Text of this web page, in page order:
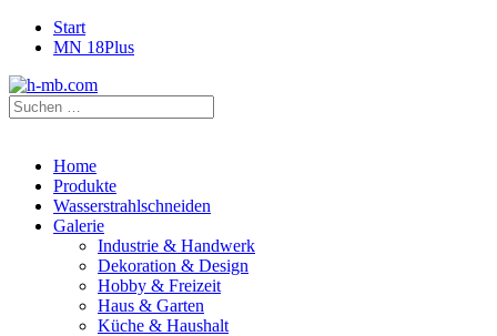
Start
MN 18Plus
Home
Produkte
Wasserstrahlschneiden
Galerie
Industrie & Handwerk
Dekoration & Design
Hobby & Freizeit
Haus & Garten
Küche & Haushalt